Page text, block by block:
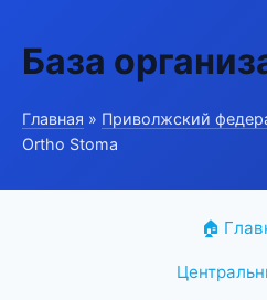
База
Главная » Приволжский
Ortho Stoma
🏠